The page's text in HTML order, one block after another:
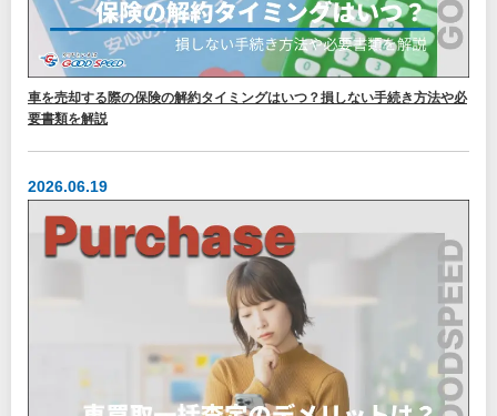
車を売却する際の保険の解約タイミングはいつ？損しない手続き方法や必
要書類を解説
2026.06.19